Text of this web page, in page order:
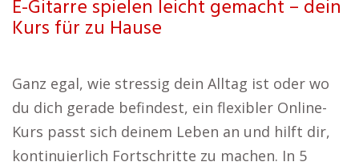
E-Gitarre spielen leicht gemacht – dein
Kurs für zu Hause
Ganz egal, wie stressig dein Alltag ist oder wo
du dich gerade befindest, ein flexibler Online-
Kurs passt sich deinem Leben an und hilft dir,
kontinuierlich Fortschritte zu machen. In 5